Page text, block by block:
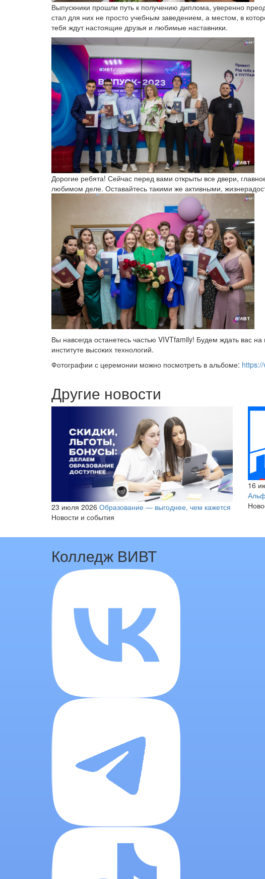
Выпускники прошли путь к получению диплома, уверенно
стал для них не просто учебным заведением, а местом, в
тебя ждут настоящие друзья и любимые наставники.
Дорогие ребята! Сейчас перед вами открыты все двери,
любимом деле. Оставайтесь такими же активными,
Вы навсегда останетесь частью VIVTfamily! Будем ждать вас
институте высоких технологий.
Фотографии с церемонии можно посмотреть в альбоме:
Другие новости
23 июля 2026 Образование — выгоднее, чем кажется
Новости и события
16
Колледж ВИВТ